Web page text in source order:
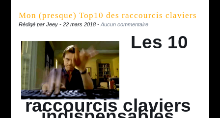
Mon (presque) Top10 des raccourcis claviers
Rédigé par Jeey - 22 mars 2018 - Aucun commentaire
Les 10
raccourcis claviers